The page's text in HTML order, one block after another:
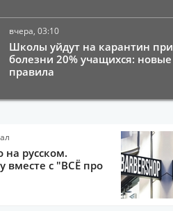
вчера, 03:10
Школы уйдут на карантин при
болезни 20% учащихся: новые
правила
на русском.
вместе с "ВСЁ про